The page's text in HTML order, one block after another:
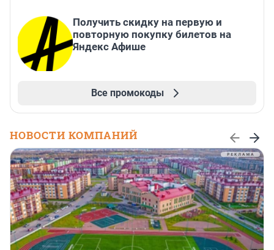
Получить скидку на первую и
повторную покупку билетов на
Яндекс Афише
Все промокоды
НОВОСТИ КОМПАНИЙ